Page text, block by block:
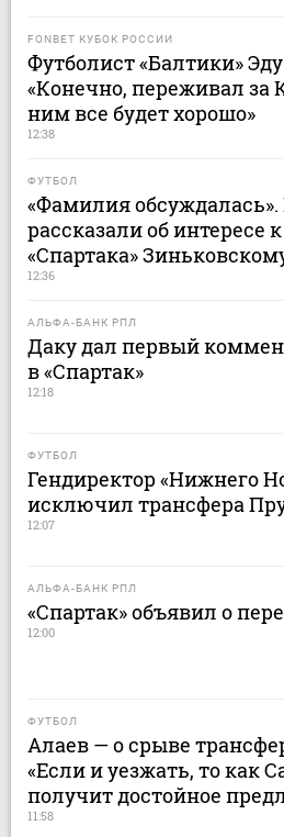
FONBET КУБОК РОССИИ
Футболист «Балтики»
«Конечно, переживал за
ним все будет хорошо»
12:38
ФУТБОЛ
«Фамилия
рассказали об интересе
«Спартака»
12:36
АЛЬФА-БАНК РПЛ
Даку дал первый
в «Спартак»
12:18
ФУТБОЛ
Гендиректор «Нижнего
исключил трансфера
12:07
АЛЬФА-БАНК РПЛ
«Спартак» объявил о
12:00
ФУТБОЛ
Алаев — о срыве
«Если и уезжать, то как
получит достойное
11:58